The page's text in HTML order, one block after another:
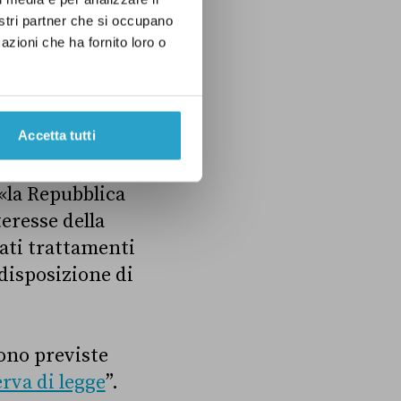
partner che si occupano
che ha fornito loro o
Accetta tutti
garantita
dalla
«per
Repubblica
della
trattamenti
di
previste
di legge”.